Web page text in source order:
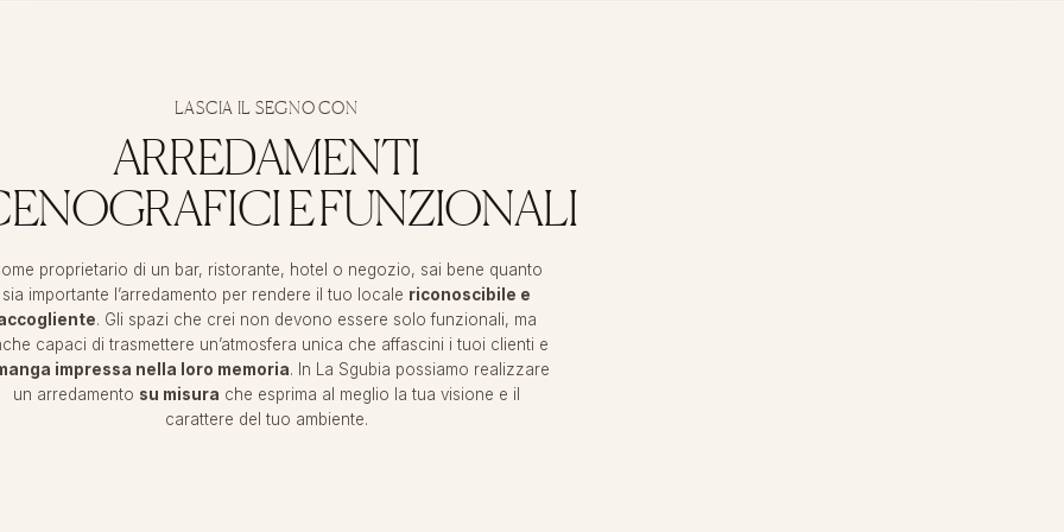
LASCIA IL SEGNO CON
ARREDAMENTI
E FUNZIONALI
proprietario di un bar, ristorante, hotel o negozio, sai bene quanto
sia importante l’arredamento per rendere il tuo locale riconoscibile e
. Gli spazi che crei non devono essere solo funzionali, ma
capaci di trasmettere un’atmosfera unica che affascini i tuoi clienti e
impressa nella loro memoria. In La Sgubia possiamo realizzare
un arredamento su misura che esprima al meglio la tua visione e il
carattere del tuo ambiente.